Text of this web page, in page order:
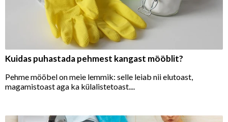
Kuidas puhastada pehmest kangast mööblit?
Pehme mööbel on meie lemmik: selle leiab nii elutoast,
magamistoast aga ka külalistetoast....